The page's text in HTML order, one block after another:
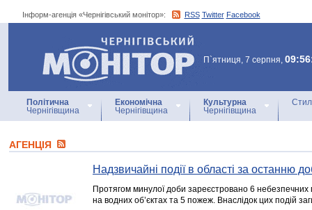
Інформ-агенція «Чернігівський монітор»: RSS Twitter Facebook
Інформ-агенція
«Чернігівський монітор»
П`ятниця, 7 серпня,
Політична
Чернігівщина
Економічна
Чернігівщина
Культурна
Чернігівщина
АГЕНЦIЯ
Надзвичайні події в області за останню
Протягом минулої доби зареєстровано 6 небезпечних
на водних об’єктах та 5 пожеж. Внаслідок цих подій